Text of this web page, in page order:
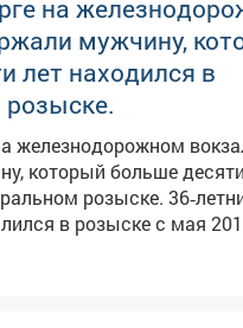
машину,
они
магазин,
Теперь обоим грозит до
на
мужчину,
лет находился в
железнодорожном
который больше
36‑летний житель
в розыске с мая
подозреваемым по
наркотиков в